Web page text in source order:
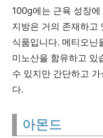
100g에는 근육 성장
지방은 거의 존재하고
식품입니다. 메티오닌
미노산을 함유하고 있
수 있지만 간단하고
다.
아몬드